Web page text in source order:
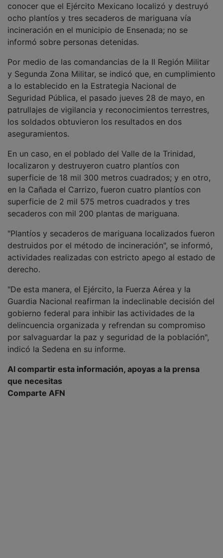
conocer que el Ejército Mexicano localizó y destruyó
ocho plantíos y tres secaderos de mariguana vía
incineración en el municipio de Ensenada; no se
informó sobre personas detenidas.
Por medio de las comandancias de la II Región Militar
y Segunda Zona Militar, se indicó que, en cumplimiento
a lo establecido en la Estrategia Nacional de
Seguridad Pública, el pasado jueves 28 de mayo, en
patrullajes de vigilancia y reconocimientos terrestres,
los soldados obtuvieron los resultados en dos
aseguramientos.
En un caso, en el poblado del Valle de la Trinidad,
localizaron y destruyeron cuatro plantíos con
superficie de 18 mil 300 metros cuadrados; y en otro,
en la Cañada el Carrizo, fueron cuatro plantíos con
superficie de 2 mil 575 metros cuadrados y tres
secaderos con mil 200 plantas de mariguana.
"Plantíos y secaderos de mariguana localizados fueron
destruidos por el método de incineración", se informó,
actividades realizadas con estricto apego al estado de
derecho.
"De esta manera, el Ejército, la Fuerza Aérea y la
Guardia Nacional reafirman la indeclinable decisión del
gobierno federal para inhibir las actividades de la
delincuencia organizada y refrendan su compromiso
por salvaguardar la paz y seguridad de la población",
indicó la Sedena en su informe.
Al compartir esta información, apoyas a la prensa
que necesitas
Comparte AFN